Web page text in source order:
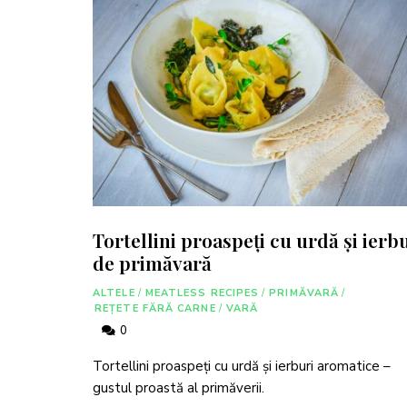
Tortellini proaspeți cu urdă și
de primăvară
ALTELE / MEATLESS RECIPES / PRIMĂVARĂ /
REȚETE FĂRĂ CARNE / VARĂ
0
Tortellini proaspeți cu urdă și ierburi aromatice –
gustul proastă al primăverii.